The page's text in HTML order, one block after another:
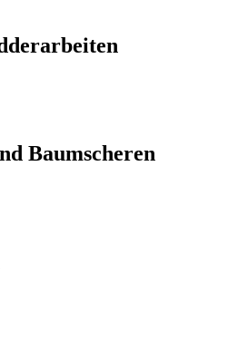
Baumscheren